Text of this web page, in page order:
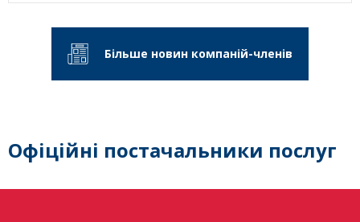
Більше новин компаній-членів
Офіційні постачальники послуг